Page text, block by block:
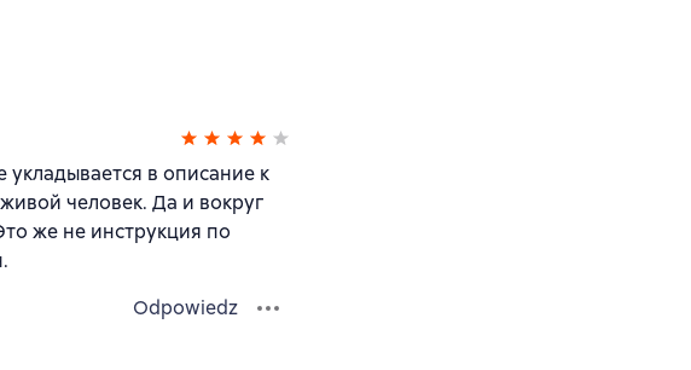
в описание к
человек. Да и вокруг
же не инструкция по
Odpowiedz